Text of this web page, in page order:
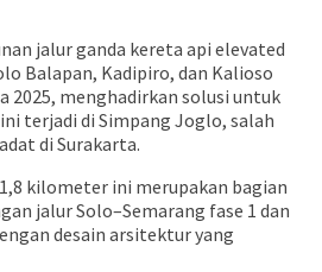
jalur ganda kereta api elevated
Balapan, Kadipiro, dan Kalioso
2025, menghadirkan solusi untuk
terjadi di Simpang Joglo, salah
di Surakarta.
kilometer ini merupakan bagian
jalur Solo–Semarang fase 1 dan
desain arsitektur yang